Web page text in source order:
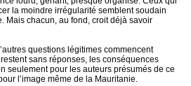
la moindre irrégularité semblent soudain
Mais chacun, au fond, croit déjà savoir
questions légitimes commencent
sans réponses, les conséquences
seulement pour les auteurs présumés de ce
l’image même de la Mauritanie.